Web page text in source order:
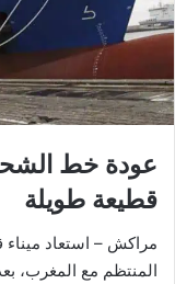
عودة خط
قطيعة طويلة
مراكش – استعاد ميناء
المنتظم مع المغرب،